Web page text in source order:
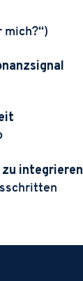
integrieren